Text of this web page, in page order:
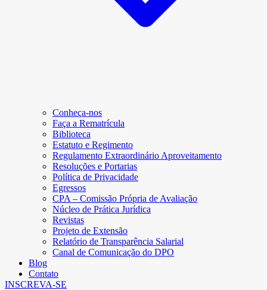
Conheça-nos
Faça a Rematrícula
Biblioteca
Estatuto e Regimento
Regulamento Extraordinário Aproveitamento
Resoluções e Portarias
Política de Privacidade
Egressos
CPA – Comissão Própria de Avaliação
Núcleo de Prática Jurídica
Revistas
Projeto de Extensão
Relatório de Transparência Salarial
Canal de Comunicação do DPO
Blog
Contato
INSCREVA-SE